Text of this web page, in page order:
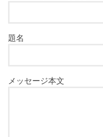
題名
メッセージ本文